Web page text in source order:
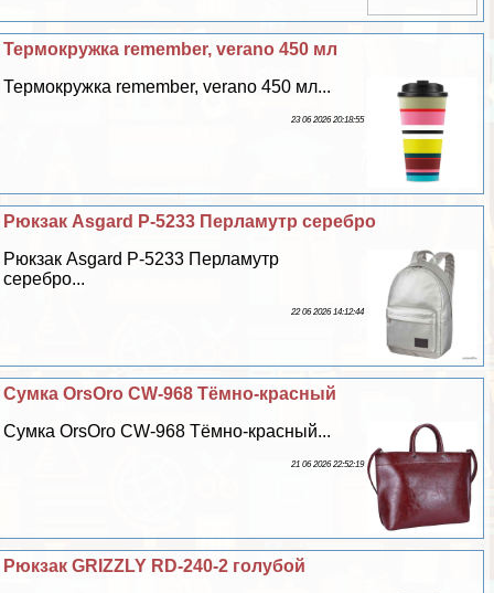
Термокружка remember, verano 450 мл
Термокружка remember, verano 450 мл...
23 06 2026 20:18:55
Рюкзак Asgard Р-5233 Перламутр серебро
Рюкзак Asgard Р-5233 Перламутр
серебро...
22 06 2026 14:12:44
Сумка OrsOro CW-968 Тёмно-красный
Сумка OrsOro CW-968 Тёмно-красный...
21 06 2026 22:52:19
Рюкзак GRIZZLY RD-240-2 гoлyбой